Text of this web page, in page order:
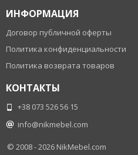
ИНФОРМАЦИЯ
Договор публичной оферты
Политика конфиденциальности
Политика возврата товаров
КОНТАКТЫ
+38 073 526 56 15
info@nikmebel.com
© 2008 - 2026 NikMebel.com